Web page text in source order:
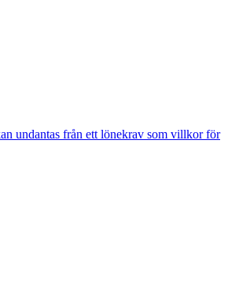
undantas från ett lönekrav som villkor för